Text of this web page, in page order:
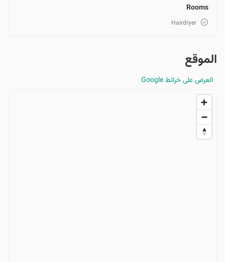
Rooms
Hairdryer
الموقع
العرض على خرائط Google